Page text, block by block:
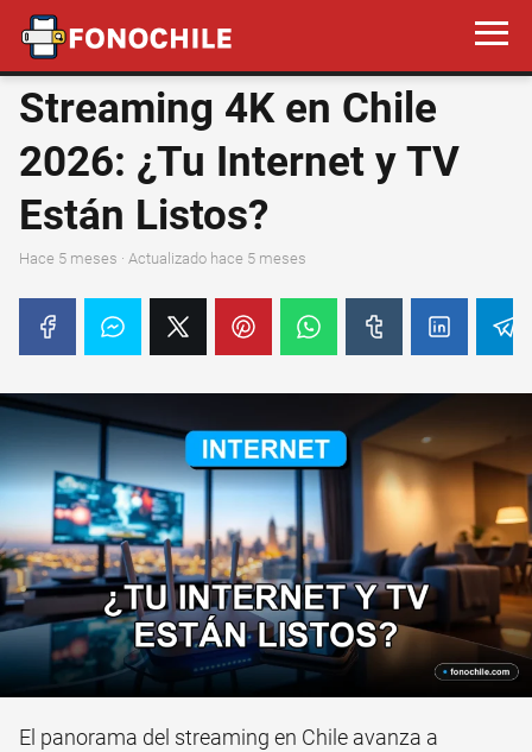
Streaming 4K en Chile
2026: ¿Tu Internet y TV
Están Listos?
hace 5 meses · Actualizado hace 5 meses
El panorama del streaming en Chile avanza a